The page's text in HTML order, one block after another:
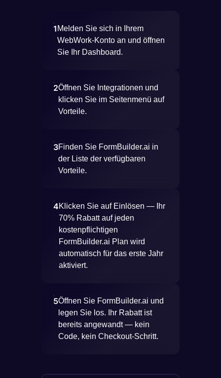
1 Melden Sie sich in Ihrem
WebWork-Konto an und öffnen
Sie Ihr Dashboard.
2Öffnen Sie Integrationen und
klicken Sie im Seitenmenü auf
Vorteile.
3Finden Sie FormBuilder.ai in
der Liste der verfügbaren
Vorteile.
4Klicken Sie auf Einlösen — Ihr
70% Rabatt auf jeden
kostenpflichtigen
FormBuilder.ai Plan wird
automatisch für das erste Jahr
aktiviert.
5Öffnen Sie FormBuilder.ai und
legen Sie los. Ihr Rabatt ist
bereits angewandt — kein
Code, kein Checkout-Schritt.